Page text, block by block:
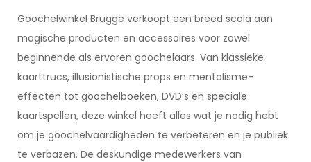
Goochelwinkel Brugge verkoopt een breed scala aan
magische producten en accessoires voor zowel
beginnende als ervaren goochelaars. Van klassieke
kaarttrucs, illusionistische props en mentalisme-
effecten tot goochelboeken, DVD’s en speciale
kaartspellen, deze winkel heeft alles wat je nodig hebt
om je goochelvaardigheden te verbeteren en je publiek
te verbazen. De deskundige medewerkers van